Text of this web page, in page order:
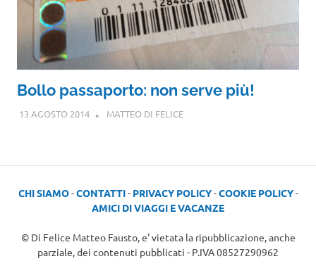
Bollo passaporto: non serve più!
13 AGOSTO 2014 MATTEO DI FELICE
CHI SIAMO-CONTATTI- PRIVACY POLICY-COOKIE POLICY-
AMICI DI VIAGGI E VACANZE
© Di Felice Matteo Fausto, e' vietata la ripubblicazione, anche
parziale, dei contenuti pubblicati - P.IVA 08527290962